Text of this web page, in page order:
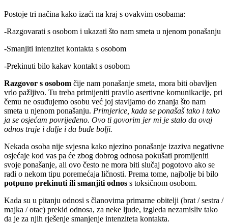
Postoje tri načina kako izaći na kraj s ovakvim osobama:
-Razgovarati s osobom i ukazati što nam smeta u njenom ponašanju
-Smanjiti intenzitet kontakta s osobom
-Prekinuti bilo kakav kontakt s osobom
Razgovor s osobom čije nam ponašanje smeta, mora biti obavljen
vrlo pažljivo. Tu treba primijeniti pravilo asertivne komunikacije, pri
čemu ne osuđujemo osobu već joj stavljamo do znanja što nam
smeta u njenom ponašanju. Primjerice, kada se ponašaš tako i tako
ja se osjećam povrijeđeno. Ovo ti govorim jer mi je stalo da ovaj
odnos traje i dalje i da bude bolji.
Nekada osoba nije svjesna kako njezino ponašanje izaziva negativne
osjećaje kod vas pa će zbog dobrog odnosa pokušati promijeniti
svoje ponašanje, ali ovo često ne mora biti slučaj pogotovo ako se
radi o nekom tipu poremećaja ličnosti. Prema tome, najbolje bi bilo
potpuno prekinuti ili smanjiti odnos s toksičnom osobom.
Kada su u pitanju odnosi s članovima primarne obitelji (brat / sestra /
majka / otac) prekid odnosa, za neke ljude, izgleda nezamisliv tako
da je za njih rješenje smanjenje intenziteta kontakta.